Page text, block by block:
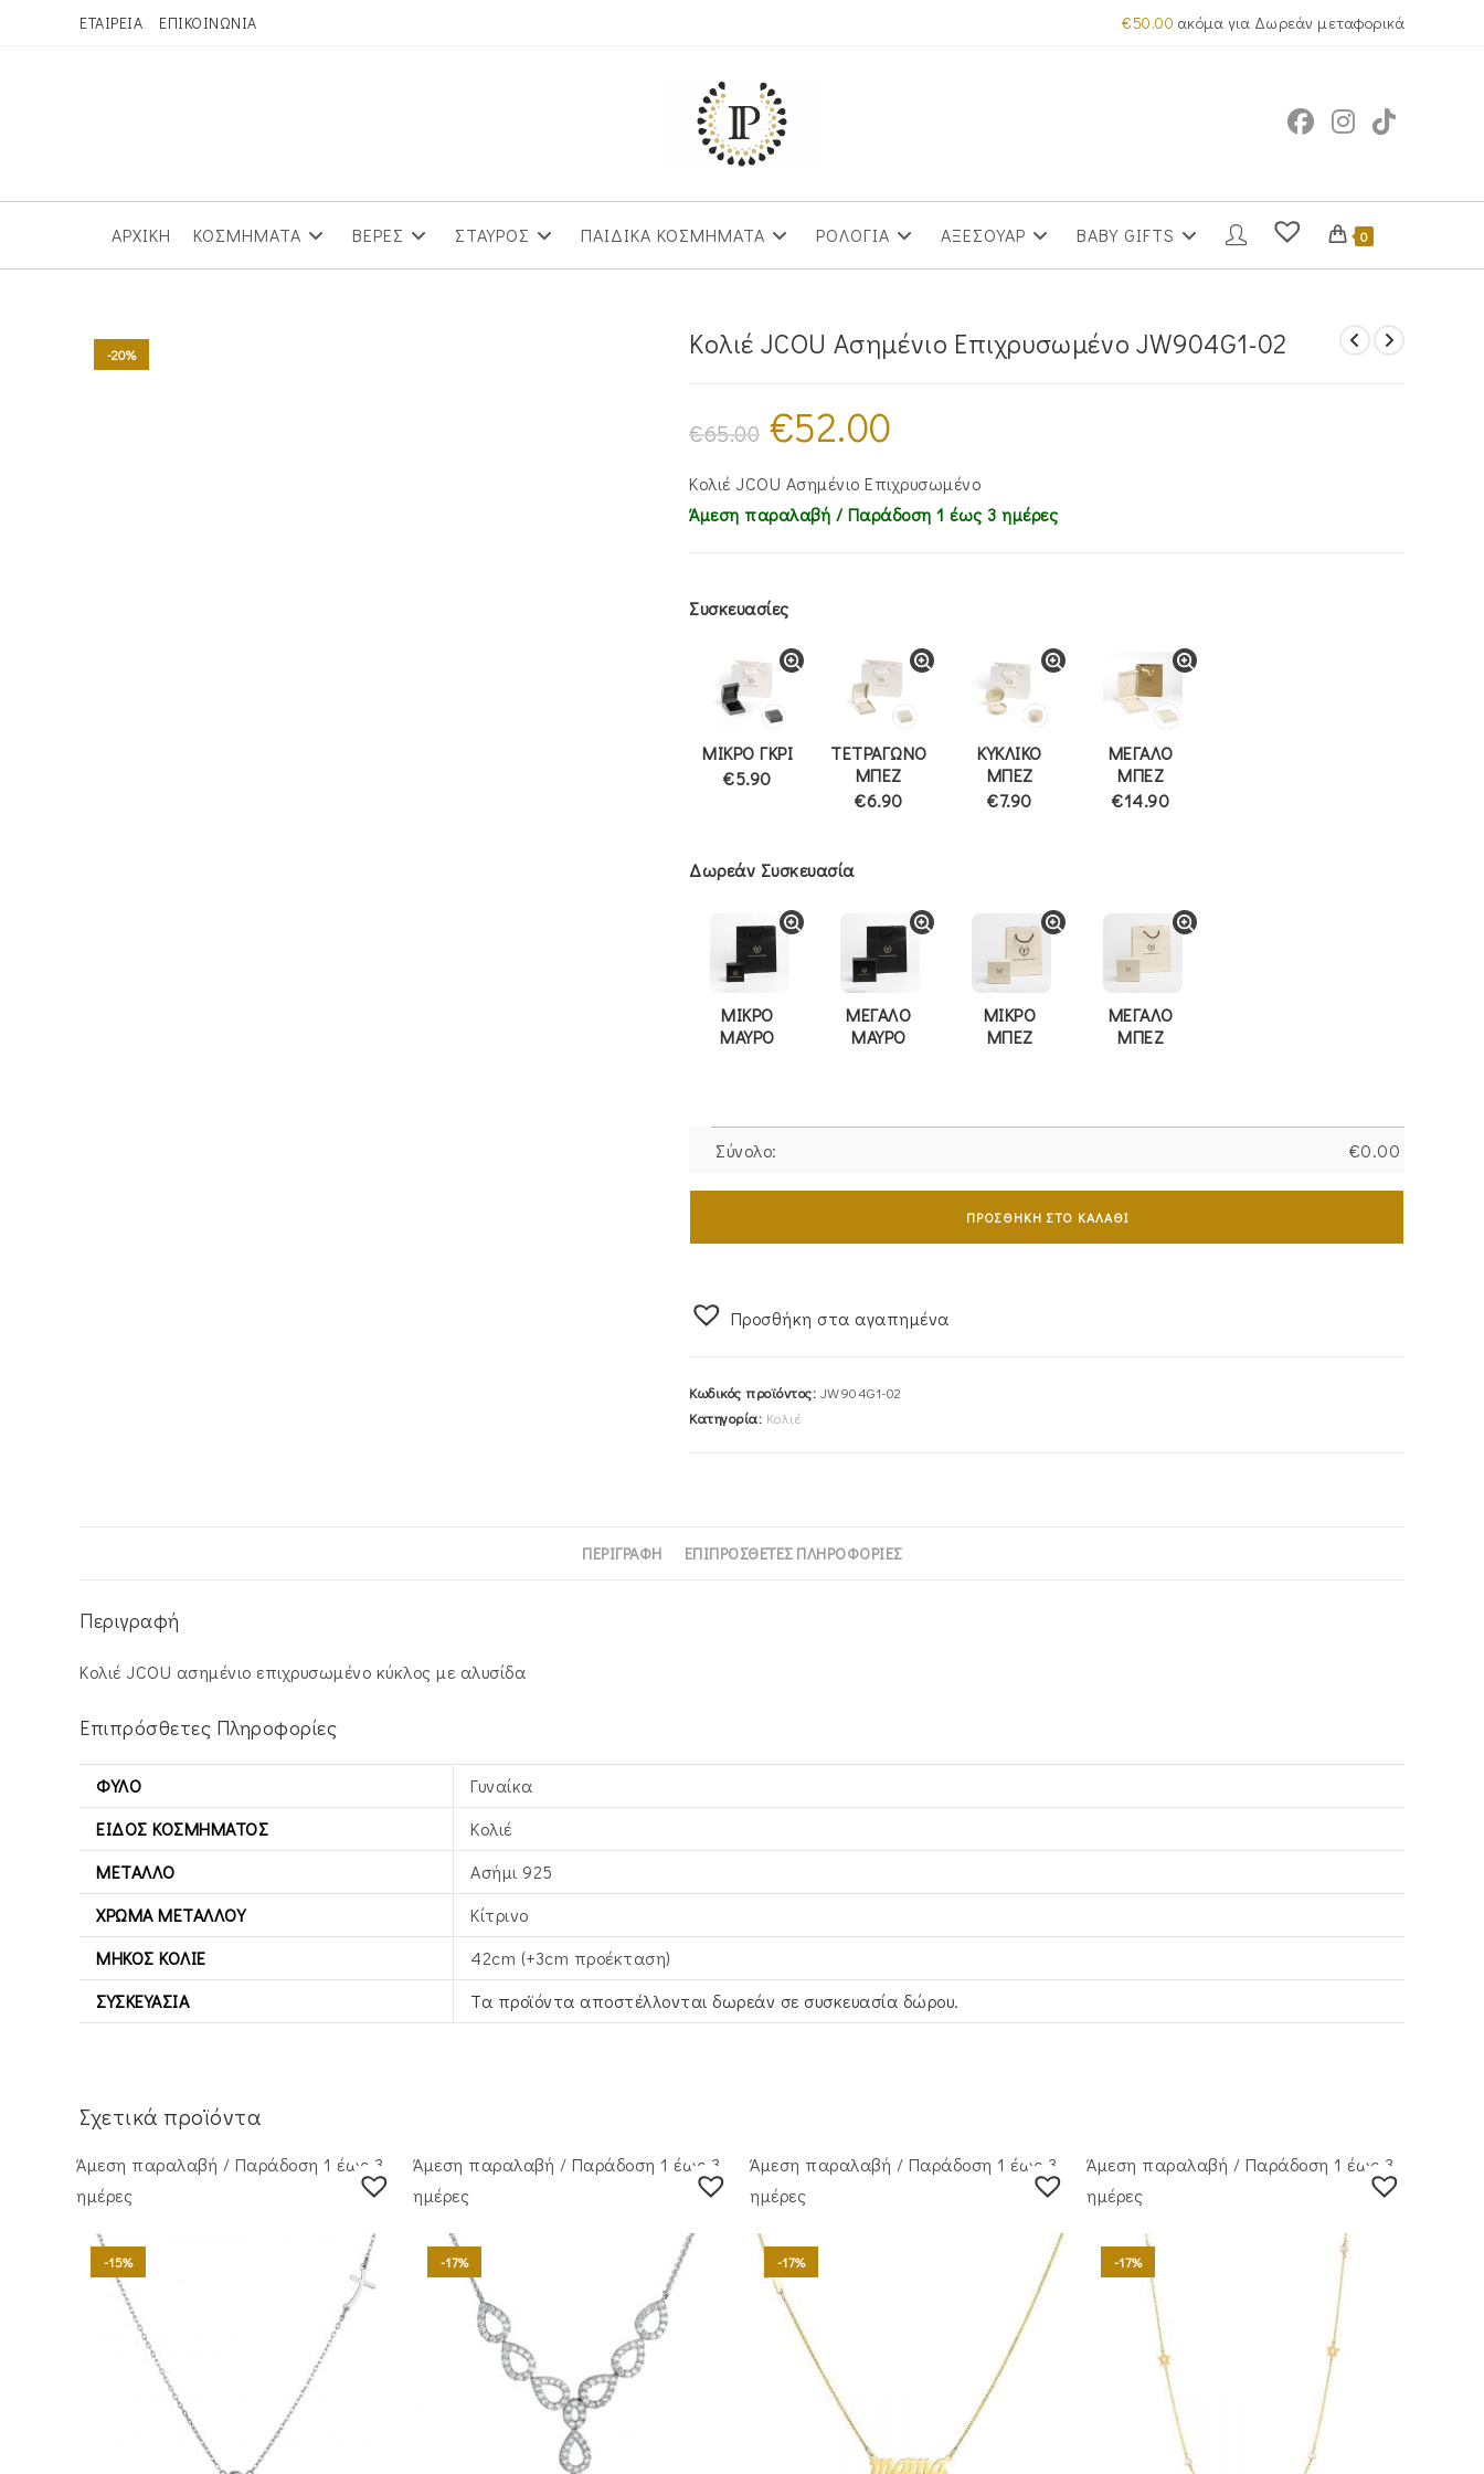
ΕΤΑΙΡΕΙΑ ΕΠΙΚΟΙΝΩΝΙΑ €50.00 ακόμα για Δωρεάν μεταφορικά
ΑΡΧΙΚΗ ΚΟΣΜΗΜΑΤΑ ΒΕΡΕΣ ΣΤΑΥΡΟΣ ΠΑΙΔΙΚΑ ΚΟΣΜΗΜΑΤΑ ΡΟΛΟΓΙΑ ΑΞΕΣΟΥΑΡ BABY GIFTS 0
-20% Κολιέ JCOU Ασημένιο Επιχρυσωμένο JW904G1-02
€65.00
Original
price
was:
€52.00
Κολιέ JCOU Ασημένιο Επιχρυσωμένο
Άμεση παραλαβή / Παράδoση 1 έως 3 ημέρες
Συσκευασίες
ΜΙΚΡΟ ΓΚΡΙ
€5.90
ΤΕΤΡΑΓΩΝΟ
ΜΠΕΖ
€6.90
ΚΥΚΛΙΚΟ
ΜΠΕΖ
€7.90
ΜΕΓΑΛΟ
ΜΠΕΖ
€14.90
Δωρεάν Συσκευασία
ΜΙΚΡΟ
ΜΑΥΡΟ
ΜΕΓΑΛΟ
ΜΑΥΡΟ
ΜΙΚΡΟ
ΜΠΕΖ
ΜΕΓΑΛΟ
ΜΠΕΖ
Σύνολο: €0.00
Κολιέ
Ασημένιο
02
ΠΡΟΣΘΉΚΗ ΣΤΟ ΚΑΛΆΘΙ
Προσθήκη στα αγαπημένα
Κωδικός προϊόντος: JW904G1-02
Κατηγορία: Κολιέ
ΠΕΡΙΓΡΑΦΉ ΕΠΙΠΡΌΣΘΕΤΕΣ ΠΛΗΡΟΦΟΡΊΕΣ
Περιγραφή
Κολιέ JCOU ασημένιο επιχρυσωμένο κύκλος με αλυσίδα
Επιπρόσθετες Πληροφορίες
ΦΎΛΟ
Γυναίκα
ΕΊΔΟΣ ΚΟΣΜΉΜΑΤΟΣ
Κολιέ
ΜΈΤΑΛΛΟ
Ασήμι 925
ΧΡΏΜΑ ΜΕΤΆΛΛΟΥ
Κίτρινο
ΜΉΚΟΣ ΚΟΛΙΈ
42cm (+3cm προέκταση)
ΣΥΣΚΕΥΑΣΊΑ
Τα προϊόντα αποστέλλονται δωρεάν σε συσκευασία δώρου.
Σχετικά προϊόντα
Άμεση παραλαβή / Παράδoση 1 έως 3
ημέρες
-15%
Άμεση παραλαβή / Παράδoση 1 έως 3
ημέρες
-17%
Άμεση παραλαβή / Παράδoση 1 έως 3
ημέρες
-17%
Άμεση παραλαβή / Παράδoση 1 έως 3
ημέρες
-17%